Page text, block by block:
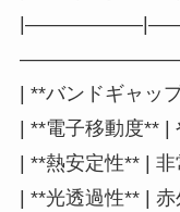
| **バンドギャッ
| **電子移動度** |
| **熱安定性** |
| **光透過性** |